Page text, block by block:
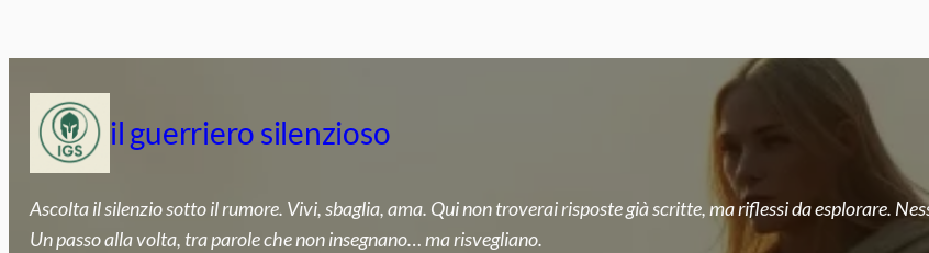
al
il guerriero silenzioso
Ascolta il silenzio sotto il rumore. Vivi, sbaglia, ama. Qui non troverai risposte già scritte, ma riflessi da esplorare.
Un passo alla volta, tra parole che non insegnano… ma risvegliano.